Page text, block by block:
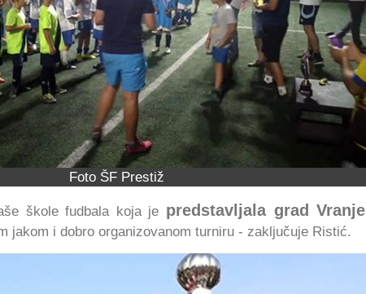
Foto ŠF Prestiž
škole fudbala koja je predstavljala grad Vranje
jakom i dobro organizovanom turniru - zaključuje Ristić.